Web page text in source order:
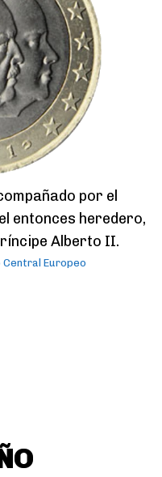
por el
entonces heredero,
Alberto II.
Central Europeo